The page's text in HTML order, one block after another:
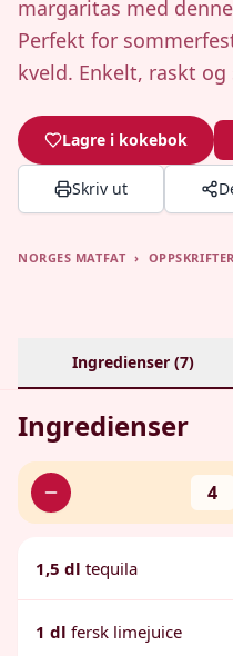
margaritas med
Perfekt for
kveld. Enkelt, raskt
Lagre i kokebok
Skriv ut
NORGES MATFAT › OPPSKRIFTER
Ingredienser (7)
Ingredienser
4
1,5 dl tequila
1 dl fersk limejuice